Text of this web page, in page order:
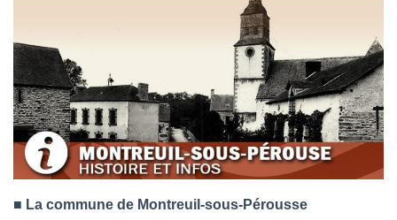
■ La commune de Montreuil-sous-Pérousse